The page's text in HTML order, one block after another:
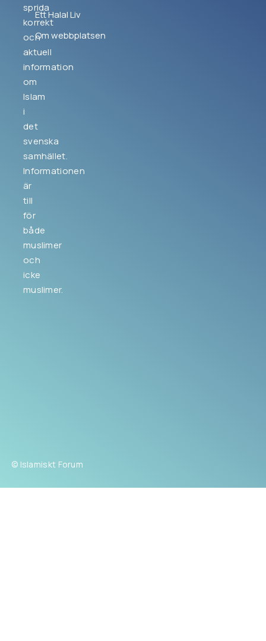
sprida
korrekt
och
aktuell
information
om
Islam
i
det
svenska
samhället.
Informationen
är
till
för
både
muslimer
och
icke
muslimer.
Ett Halal Liv
Om webbplatsen
© Islamiskt Forum